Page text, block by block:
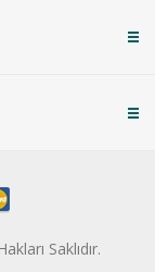
Saklıdır.